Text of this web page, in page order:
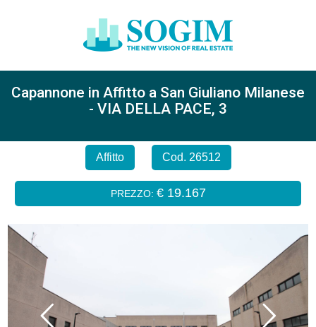
Capannone in Affitto a San Giuliano Milanese
- VIA DELLA PACE, 3
Affitto Cod. 26512
PREZZO: € 19.167